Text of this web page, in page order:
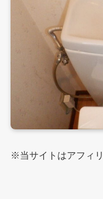
※当サイトはアフィ